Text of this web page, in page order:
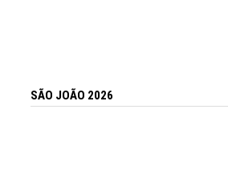
SÃO JOÃO 2026